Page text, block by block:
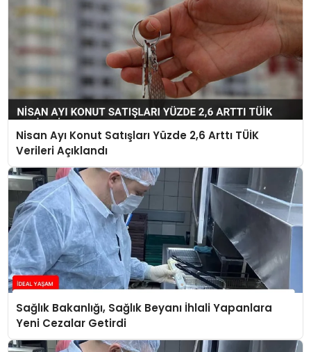
Nisan Ayı Konut Satışları Yüzde 2,6 Arttı TÜİK
Verileri Açıklandı
Sağlık Bakanlığı, Sağlık Beyanı İhlali Yapanlara
Yeni Cezalar Getirdi